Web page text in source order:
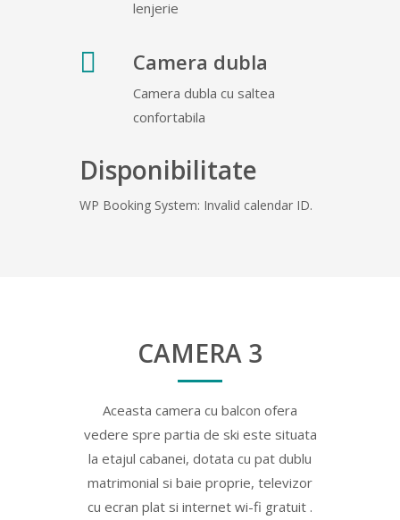
lenjerie
Camera dubla
Camera dubla cu saltea
confortabila
Disponibilitate
WP Booking System: Invalid calendar ID.
CAMERA 3
Aceasta camera cu balcon ofera
vedere spre partia de ski este situata
la etajul cabanei, dotata cu pat dublu
matrimonial si baie proprie, televizor
cu ecran plat si internet wi-fi gratuit .